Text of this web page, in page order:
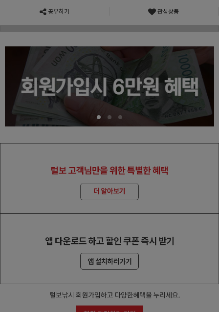
공유하기 관심상품